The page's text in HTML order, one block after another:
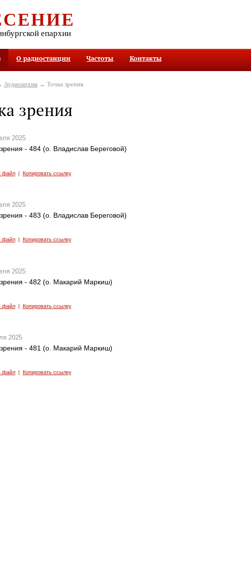
епархии
О радиостанции Частоты Контакты
Аудиоархив → Точка зрения
зрения
2025
- 484 (о. Владислав Береговой)
файл| Копировать ссылку
2025
- 483 (о. Владислав Береговой)
файл| Копировать ссылку
2025
- 482 (о. Макарий Маркиш)
файл| Копировать ссылку
2025
- 481 (о. Макарий Маркиш)
файл| Копировать ссылку